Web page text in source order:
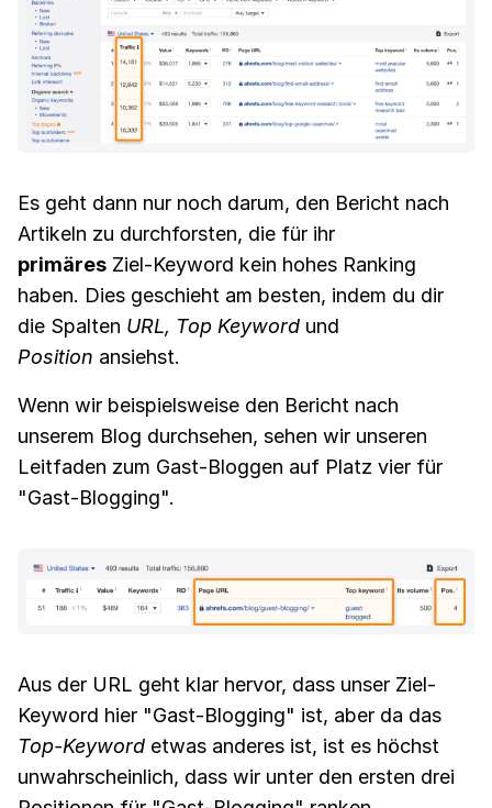
Es geht dann nur noch darum, den Bericht nach
Artikeln zu durchforsten, die für ihr
primäres Ziel-Keyword kein hohes Ranking
haben. Dies geschieht am besten, indem du dir
die Spalten URL, Top Keyword und
Position ansiehst.
Wenn wir beispielsweise den Bericht nach
unserem Blog durchsehen, sehen wir unseren
Leitfaden zum Gast-Bloggen auf Platz vier für
"Gast-Blogging".
Aus der URL geht klar hervor, dass unser Ziel-
Keyword hier "Gast-Blogging" ist, aber da das
Top-Keyword etwas anderes ist, ist es höchst
unwahrscheinlich, dass wir unter den ersten drei